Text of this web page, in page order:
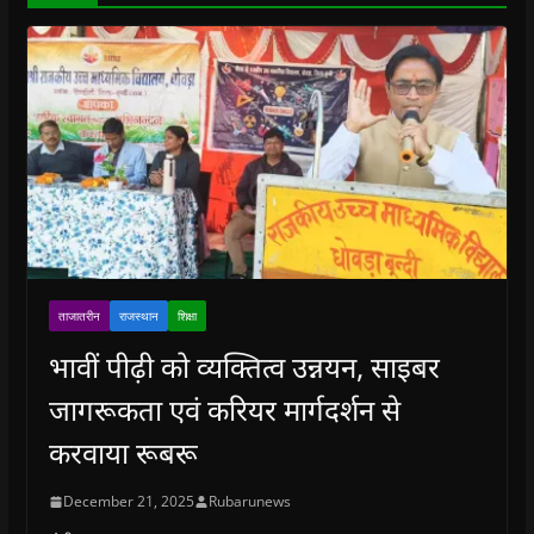
)
ताजातरीन राजस्थान शिक्षा
भावीं पीढ़ी को व्यक्तित्व उन्नयन, साइबर
जागरूकता एवं करियर मार्गदर्शन से
करवाया रूबरू
December 21, 2025 Rubarunews